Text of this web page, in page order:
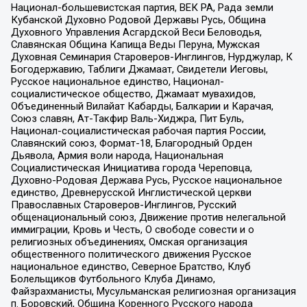
Национал-большевистская партия, ВЕК РА, Рада земли
Кубанской Духовно Родовой Державы Русь, Община
Духовного Управления Асгардской Веси Беловодья,
Славянская Община Капища Веды Перуна, Мужская
Духовная Семинария Староверов-Инглингов, Нурджулар, К
Богодержавию, Таблиги Джамаат, Свидетели Иеговы,
Русское национальное единство, Национал-
социалистическое общество, Джамаат мувахидов,
Объединенный Вилайат Кабарды, Балкарии и Карачая,
Союз славян, Ат-Такфир Валь-Хиджра, Пит Буль,
Национал-социалистическая рабочая партия России,
Славянский союз, Формат-18, Благородный Орден
Дьявола, Армия воли народа, Национальная
Социалистическая Инициатива города Череповца,
Духовно-Родовая Держава Русь, Русское национальное
единство, Древнерусской Инглистической церкви
Православных Староверов-Инглингов, Русский
общенациональный союз, Движение против нелегальной
иммиграции, Кровь и Честь, О свободе совести и о
религиозных объединениях, Омская организация
общественного политического движения Русское
национальное единство, Северное Братство, Клуб
Болельщиков Футбольного Клуба Динамо,
Файзрахманисты, Мусульманская религиозная организация
п. Боровский, Община Коренного Русского народа